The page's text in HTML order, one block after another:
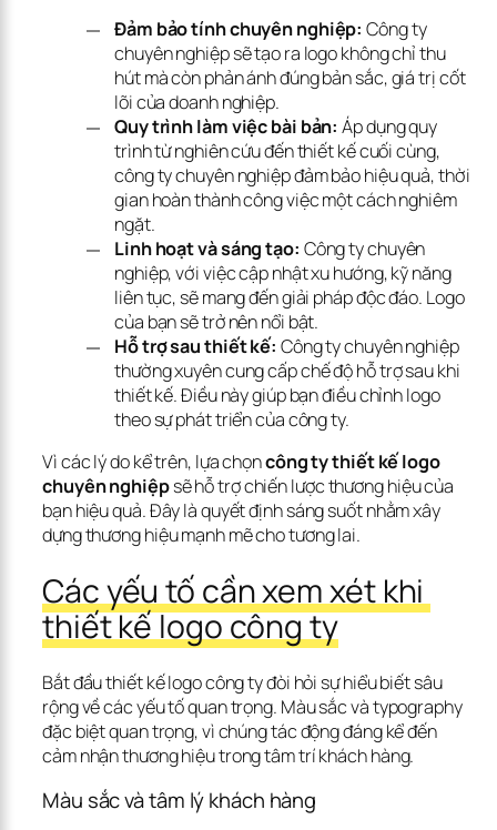
Đảm bảo tính chuyên nghiệp: Công ty
chuyên nghiệp sẽ tạo ra logo không chỉ thu
hút mà còn phản ánh đúng bản sắc, giá trị cốt
lõi của doanh nghiệp.
Quy trình làm việc bài bản: Áp dụng quy
trình từ nghiên cứu đến thiết kế cuối cùng,
công ty chuyên nghiệp đảm bảo hiệu quả, thời
gian hoàn thành công việc một cách nghiêm
ngặt.
Linh hoạt và sáng tạo: Công ty chuyên
nghiệp, với việc cập nhật xu hướng, kỹ năng
liên tục, sẽ mang đến giải pháp độc đáo. Logo
của bạn sẽ trở nên nổi bật.
Hỗ trợ sau thiết kế: Công ty chuyên nghiệp
thường xuyên cung cấp chế độ hỗ trợ sau khi
thiết kế. Điều này giúp bạn điều chỉnh logo
theo sự phát triển của công ty.
Vì các lý do kể trên, lựa chọn công ty thiết kế logo
chuyên nghiệp sẽ hỗ trợ chiến lược thương hiệu của
bạn hiệu quả. Đây là quyết định sáng suốt nhằm xây
dựng thương hiệu mạnh mẽ cho tương lai.
Các yếu tố cần xem xét khi
thiết kế logo công ty
Bắt đầu thiết kế logo công ty đòi hỏi sự hiểu biết sâu
rộng về các yếu tố quan trọng. Màu sắc và typography
đặc biệt quan trọng, vì chúng tác động đáng kể đến
cảm nhận thương hiệu trong tâm trí khách hàng.
Màu sắc và tâm lý khách hàng